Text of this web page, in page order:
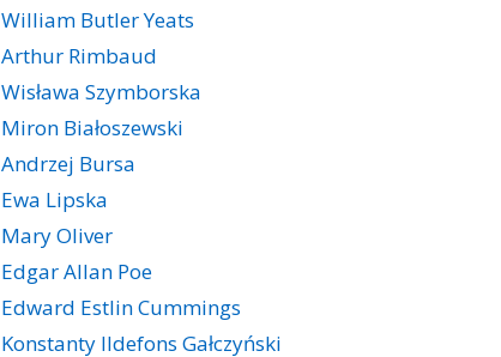
William Butler Yeats
Arthur Rimbaud
Wisława Szymborska
Miron Białoszewski
Andrzej Bursa
Ewa Lipska
Mary Oliver
Edgar Allan Poe
Edward Estlin Cummings
Konstanty Ildefons Gałczyński